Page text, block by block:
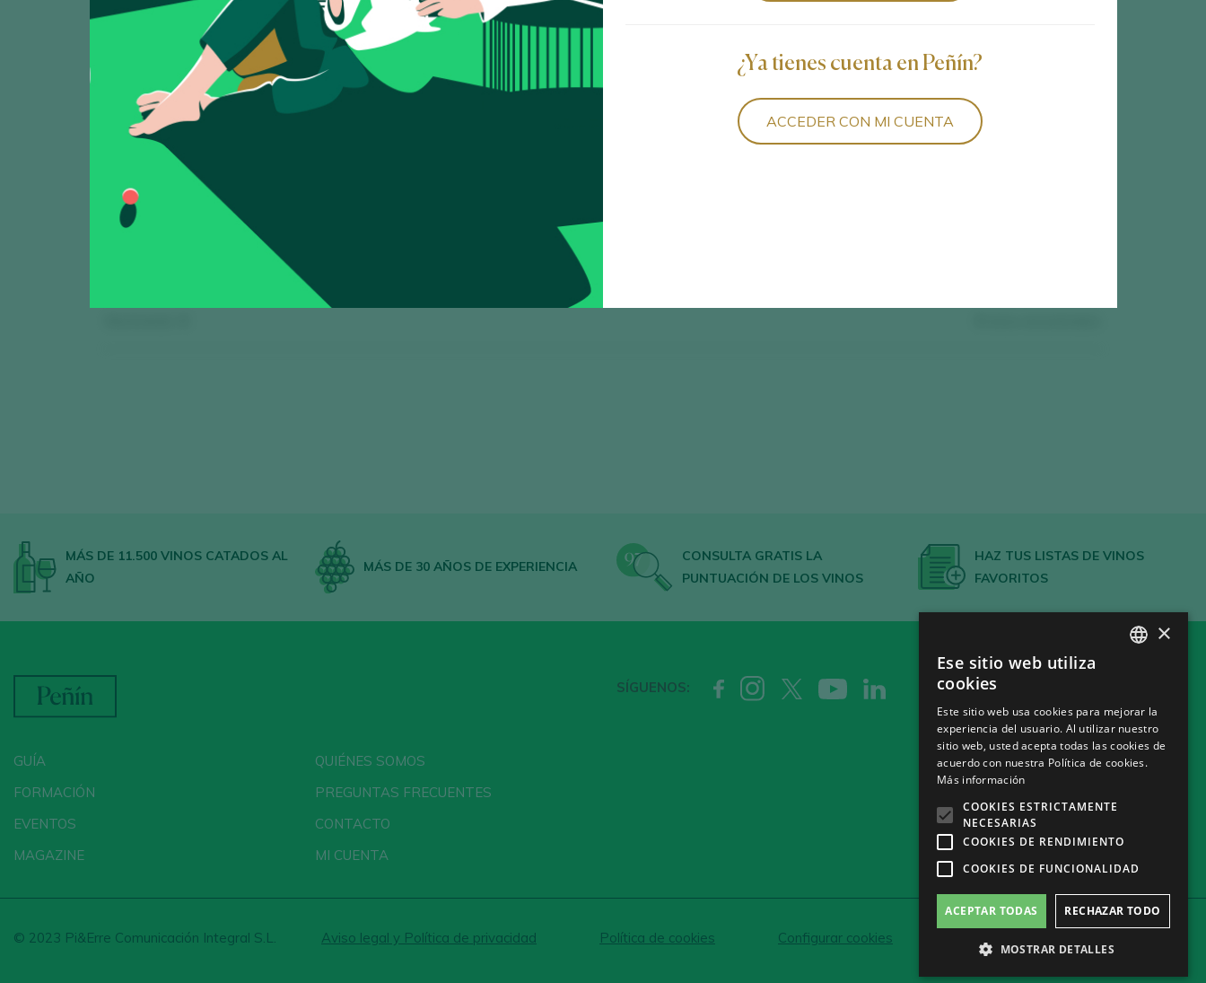
MÁS DE 11.500 VINOS CATADOS AL
AÑO
MÁS DE 30 AÑOS DE EXPERIENCIA
CONSULTA GRATIS LA
PUNTUACIÓN DE LOS VINOS
HAZ TUS LISTAS DE VINOS
FAVORITOS
SÍGUENOS:
GUÍA
FORMACIÓN
EVENTOS
MAGAZINE
QUIÉNES SOMOS
PREGUNTAS FRECUENTES
CONTACTO
MI CUENTA
© 2023 Pi&Erre Comunicación Integral S.L. Aviso legal y Política de privacidad Política de cookies Configurar cookies
¿Ya tienes cuenta en Peñín?
ACCEDER CON MI CUENTA
GERMAN
CH
×
Ese sitio web utiliza
cookies
Este sitio web usa cookies para mejorar la
experiencia del usuario. Al utilizar nuestro
sitio web, usted acepta todas las cookies de
acuerdo con nuestra Política de cookies.
Más información
COOKIES ESTRICTAMENTE
NECESARIAS
COOKIES DE RENDIMIENTO
COOKIES DE FUNCIONALIDAD
ACEPTAR TODAS RECHAZAR TODO
MOSTRAR DETALLES